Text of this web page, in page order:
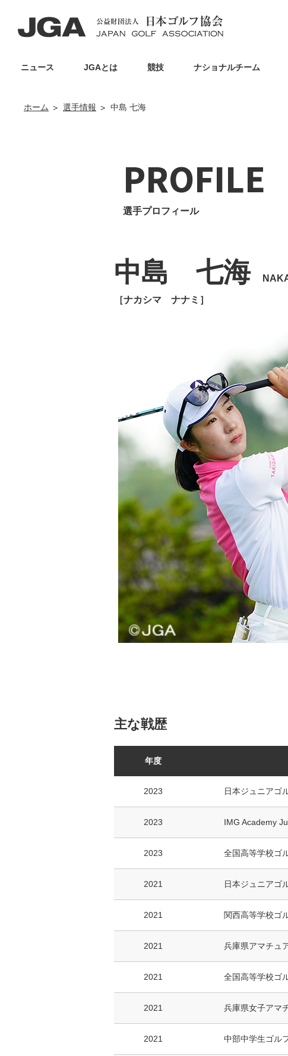
ニュース JGAとは 競技 ナショナルチーム
ホーム 選手情報 中島 七海
PROFILE
選手プロフィール
中島 七海
［ナカシマ ナナミ］
主な戦歴
年度
2023 日本ジュニアゴ
2023 IMG Academy
2023 全国高等学校ゴ
2021 日本ジュニアゴ
2021 関西高等学校ゴ
2021 兵庫県アマチュ
2021 全国高等学校ゴ
2021 兵庫県女子アマ
2021 中部中学生ゴル